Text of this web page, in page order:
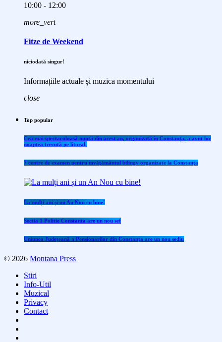
10:00 - 12:00
more_vert
Fitze de Weekend
niciodată singur!
Informațiile actuale și muzica momentului
close
Top popular
Cea mai spectaculoasă nuntă din acest an, organizată în Constanța, a avut loc
noaptea trecută pe litoral.
7 centre de examen pentru învăţământul bilingv organizate la Constanţa
La mulți ani și un An Nou cu bine!
Sectia 1 Politie Constanta are un nou sef
Uniunea Județeană a Pensionarilor din Constanța are un nou sediu
© 2026 Montana Press
Stiri
Info-Util
Muzical
Privacy
Contact